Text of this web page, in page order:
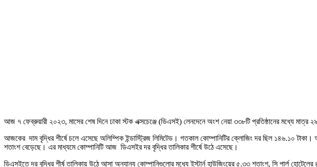
আজ ৭ ফেব্রুয়ারী ২০২৩, মাসের শেষ দিনে ঢাকা স্টক এক্সচেঞ্জে (ডিএসই) লেনদেনে অংশ নেয়া ৩৩৮টি প্রতিষ্ঠানের মধ্যে মাত্র
আজকের দাম বৃদ্ধির শীর্ষে চলে এসেছে অলিম্পিক ইন্ডাস্ট্রিজ লিমিটেড। গতকাল কোম্পানিটির ক্লোজিং দর ছিল ১৪৬.১০
শতাংশ বেড়েছে। এর মাধ্যমে কোম্পানিটি আজ ডিএসইর দর বৃদ্ধির তালিকার শীর্ষে উঠে এসেছে।
ডিএসইতে দর বৃদ্ধির শীর্ষ তালিকায় উঠে আসা অন্যান্য কোম্পানিগুলোর মধ্যে ইস্টার্ন হাউজিংয়ের ৫.৩৩ শতাংশ, সি পার্ল